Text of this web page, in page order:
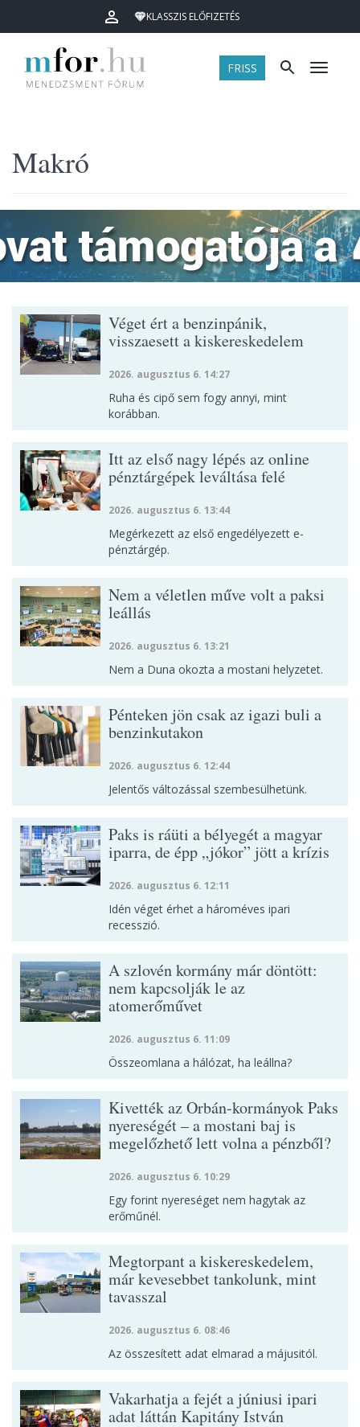
KLASSZIS ELŐFIZETÉS
FRISS Menü
Makró
Véget ért a benzinpánik,
visszaesett a kiskereskedelem
2026. augusztus 6. 14:27
Ruha és cipő sem fogy annyi, mint
korábban.
Itt az első nagy lépés az online
pénztárgépek leváltása felé
2026. augusztus 6. 13:44
Megérkezett az első engedélyezett e-
pénztárgép.
Nem a véletlen műve volt a paksi
leállás
2026. augusztus 6. 13:21
Nem a Duna okozta a mostani helyzetet.
Pénteken jön csak az igazi buli a
benzinkutakon
2026. augusztus 6. 12:44
Jelentős változással szembesülhetünk.
Paks is ráüti a bélyegét a magyar
iparra, de épp „jókor” jött a krízis
2026. augusztus 6. 12:11
Idén véget érhet a hároméves ipari
recesszió.
A szlovén kormány már döntött:
nem kapcsolják le az
atomerőművet
2026. augusztus 6. 11:09
Összeomlana a hálózat, ha leállna?
Kivették az Orbán-kormányok Paks
nyereségét – a mostani baj is
megelőzhető lett volna a pénzből?
2026. augusztus 6. 10:29
Egy forint nyereséget nem hagytak az
erőműnél.
Megtorpant a kiskereskedelem,
már kevesebbet tankolunk, mint
tavasszal
2026. augusztus 6. 08:46
Az összesített adat elmarad a májusitól.
Vakarhatja a fejét a júniusi ipari
adat láttán Kapitány István